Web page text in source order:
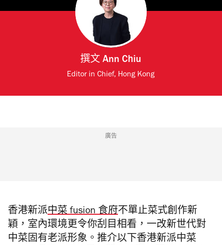
撰文Ann Chiu
Editor in Chief, Hong Kong
廣告
香港新派中菜 fusion 食府不單止菜式創作新
穎，室內環境更令你刮目相看，一改新世代對
中菜固有 老派形象。推介以下香港新派中菜